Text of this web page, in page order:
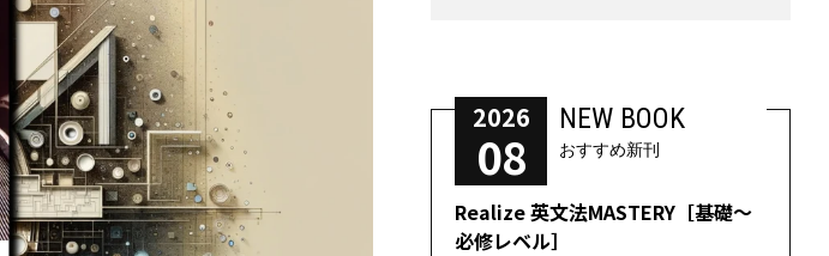
2026
08
NEW BOOK
おすすめ新刊
Realize 英文法MASTERY［基礎～
必修レベル］